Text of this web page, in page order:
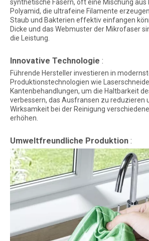
synthetische Fasern, oft eine Mischung aus
Polyamid, die ultrafeine Filamente
Staub und Bakterien effektiv einfangen
Dicke und das Webmuster der Mikrofaser
die Leistung.
Innovative Technologie :
Führende Hersteller investieren in
Produktionstechnologien wie
Kantenbehandlungen, um die Haltbarkeit
verbessern, das Ausfransen zu reduzieren
Wirksamkeit bei der Reinigung
erhöhen.
Umweltfreundliche Produktion :